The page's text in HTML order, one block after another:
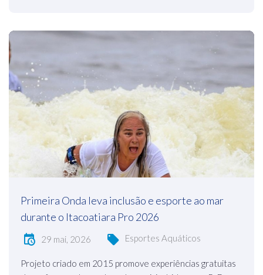
Primeira Onda leva inclusão e esporte ao mar
durante o Itacoatiara Pro 2026
29 mai, 2026 Esportes Aquáticos
Projeto criado em 2015 promove experiências gratuitas